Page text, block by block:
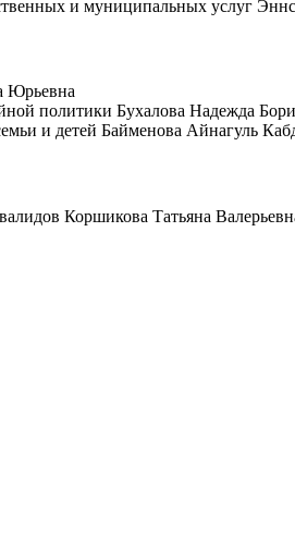
и муниципальных услуг
Юрьевна
политики Бухалова Надежда
и детей Байменова Айнагуль
Коршикова Татьяна